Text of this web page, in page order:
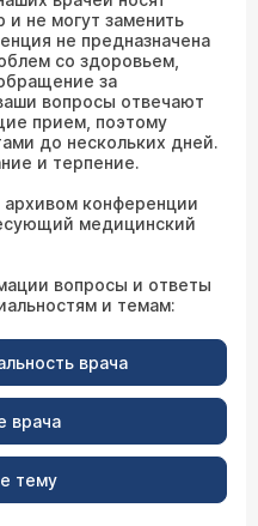
и не могут заменить
не предназначена
со здоровьем,
за
вопросы отвечают
прием, поэтому
до нескольких дней.
и терпение.
конференции
медицинский
вопросы и ответы
и темам:
врача
врача
тему